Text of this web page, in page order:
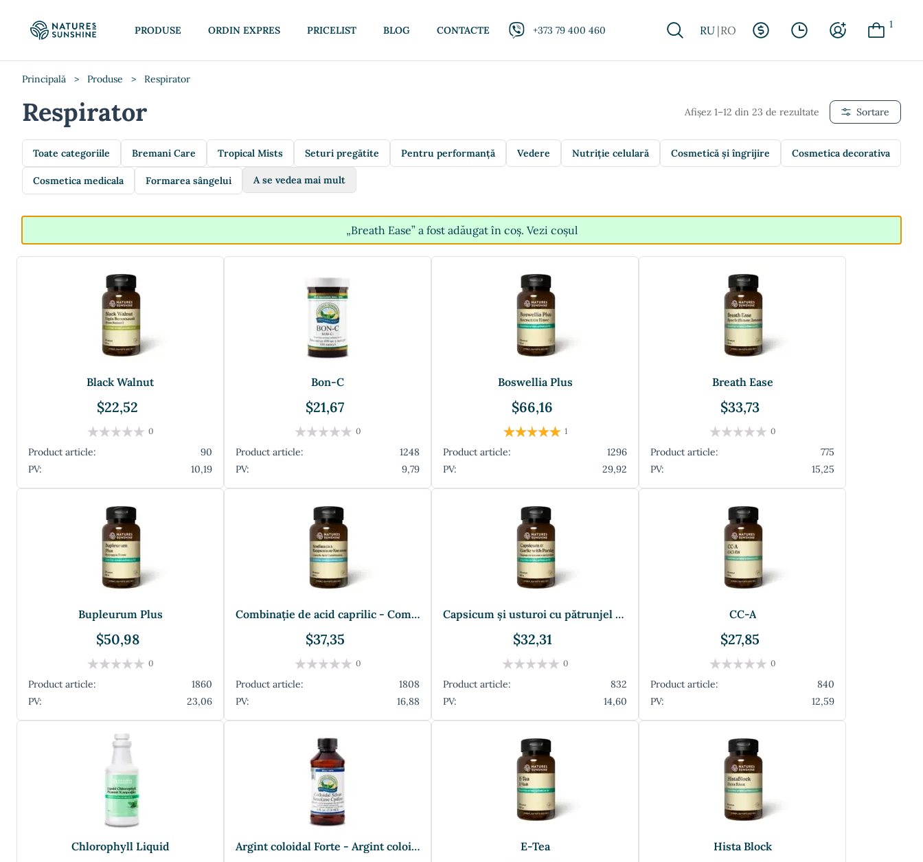
PRODUSE ORDIN EXPRES PRICELIST BLOG CONTACTE +373 79 400 460 RU RO 1
Principală > Produse > Respirator
Respirator Afișez 1–12 din 23 de rezultate Sortare
Toate categoriile Bremani Care Tropical Mists Seturi pregătite Pentru performanță Vedere Nutriție celulară Cosmetică și îngrijire Cosmetica decorativa
Cosmetica medicala Formarea sângelui A se vedea mai mult
„Breath Ease” a fost adăugat în coș. Vezi coșul
Black Walnut
$22,52
0
Product article:
90
PV:
10,19
Bon-C
$21,67
0
Product article:
1248
PV:
9,79
Boswellia Plus
$66,16
1
Product article:
1296
PV:
29,92
Breath Ease
$33,73
0
Product article:
775
PV:
15,25
Bupleurum Plus
$50,98
0
Product article:
1860
PV:
23,06
Combinație de acid caprilic - Complex cu K
$37,35
0
Product article:
1808
PV:
16,88
Capsicum și usturoi cu pătrunjel - Ardei
$32,31
0
Product article:
832
PV:
14,60
CC-A
$27,85
0
Product article:
840
PV:
12,59
Chlorophyll Liquid Argint coloidal Forte - Argint coloidal Forte E-Tea Hista Block